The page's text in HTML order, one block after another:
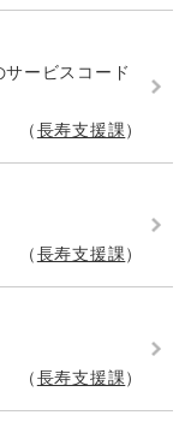
ービスコード
長寿支援課
長寿支援課
長寿支援課